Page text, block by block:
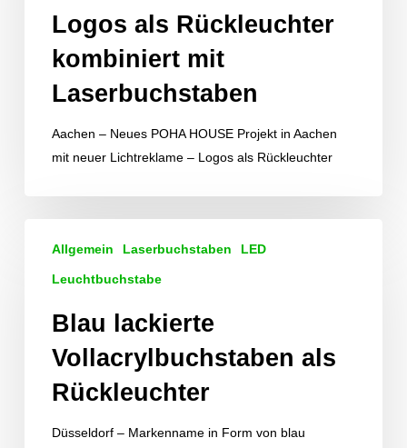
Laserbuchstaben
Logos als Rückleuchter
kombiniert mit
Laserbuchstaben
Aachen – Neues POHA HOUSE Projekt in Aachen
mit neuer Lichtreklame – Logos als Rückleuchter
lackierte
Vollacrylbuchstaben
Rückleuchter
Allgemein Laserbuchstaben LED
Leuchtbuchstabe
Blau lackierte
Vollacrylbuchstaben als
Rückleuchter
Düsseldorf – Markenname in Form von blau